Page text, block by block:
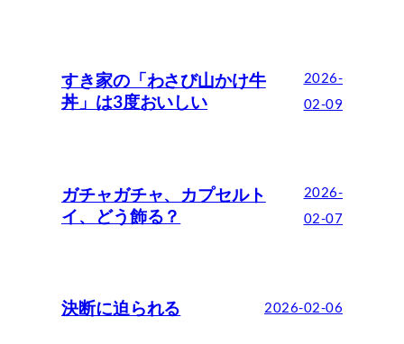
すき家の「わさび山かけ牛
丼」は3度おいしい
2026-
02-09
ガチャガチャ、カプセルト
イ、どう飾る？
2026-
02-07
決断に迫られる 2026-02-06